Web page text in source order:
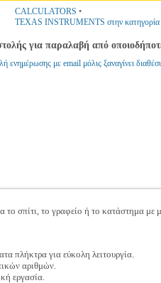
CALCULATORS •
TEXAS INSTRUMENTS στην
για παραλαβή από
ενημέρωσης με email μόλις ξαναγίνει
το σπίτι, το γραφείο ή το κατάστημα
πλήκτρα για εύκολη λειτουργία.
αριθμών.
εργασία.